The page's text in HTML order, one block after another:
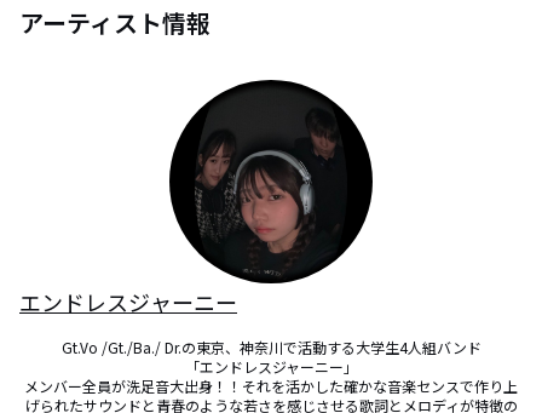
アーティスト情報
エンドレスジャーニー
Gt.Vo /Gt./Ba./ Dr.の東京、神奈川で活動する大学生4人組バンド
「エンドレスジャーニー」
メンバー全員が洗足音大出身！！それを活かした確かな音楽センスで作り上
げられたサウンドと青春のような若さを感じさせる歌詞とメロディが特徴の